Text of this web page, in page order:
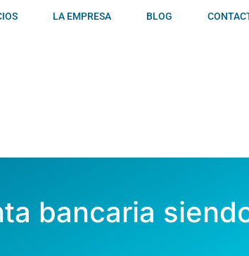
LA EMPRESA BLOG
bancaria